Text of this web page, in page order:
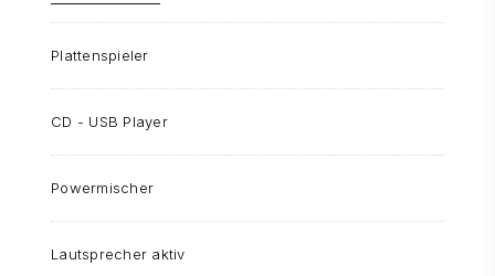
Plattenspieler
CD - USB Player
Powermischer
Lautsprecher aktiv